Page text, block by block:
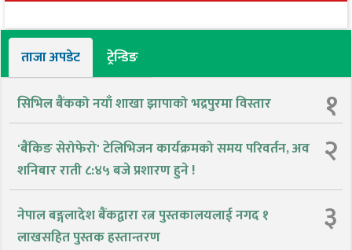
ताजा अपडेट ट्रेन्डिङ
सिभिल बैंकको नयाँ शाखा झापाको भद्रपुरमा विस्तार १
'बैंकिङ सेरोफेरो' टेलिभिजन कार्यक्रमको समय परिवर्तन, अव
शनिबार राती ८:४५ बजे प्रशारण हुने !
२
नेपाल बङ्गलादेश बैंकद्वारा रत्न पुस्तकालयलाई नगद १
लाखसहित पुस्तक हस्तान्तरण
३